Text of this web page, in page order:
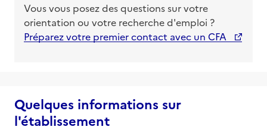
Vous vous posez des questions sur votre
orientation ou votre recherche d'emploi ?
Préparez votre premier contact avec un CFA
Quelques informations sur
l'établissement